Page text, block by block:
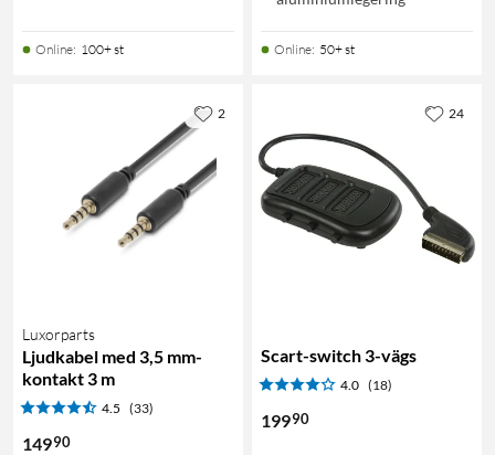
Online: 100+ st Online: 50+ st
Luxorparts
Ljudkabel med 3,5 mm-
kontakt 3 m
4.5 (33)
14990
2
Scart-switch 3-vägs
4.0 (18)
19990
24